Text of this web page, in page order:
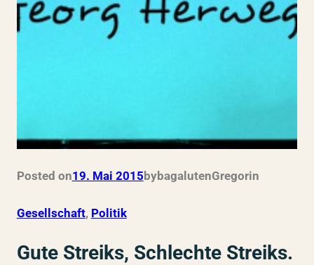
Posted on19. Mai 2015bybagalutenGregorin
Gesellschaft, Politik
Gute Streiks, Schlechte Streiks.